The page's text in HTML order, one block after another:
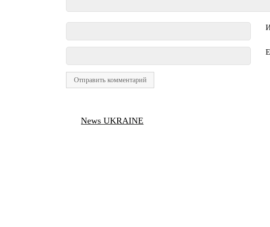
News UKRAINE